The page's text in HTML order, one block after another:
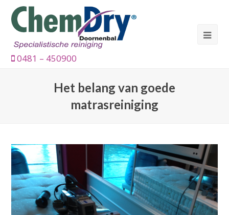
0481 – 450900
Het belang van goede
matrasreiniging